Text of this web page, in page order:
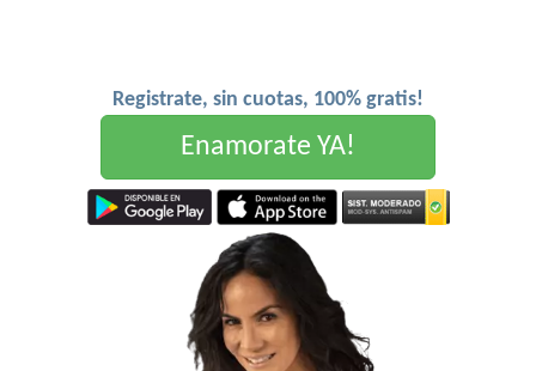
Registrate, sin cuotas, 100% gratis!
Enamorate YA!